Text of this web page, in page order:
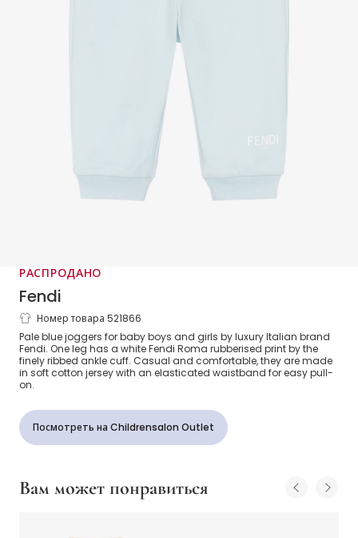
РАСПРОДАНО
Fendi
Голубые хлопковые джоггеры
Номер товара 521866
Pale blue joggers for baby boys and girls by luxury Italian brand
Fendi. One leg has a white Fendi Roma rubberised print by the
finely ribbed ankle cuff. Casual and comfortable, they are made
in soft cotton jersey with an elasticated waistband for easy pull-
on.
Посмотреть на Childrensalon Outlet
Вам может понравиться